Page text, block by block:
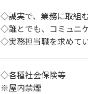
◇誠実で、業務に取組
◇誰とでも、コミュニ
◇実務担当職を求めて
◇各種社会保険等
※屋内禁煙